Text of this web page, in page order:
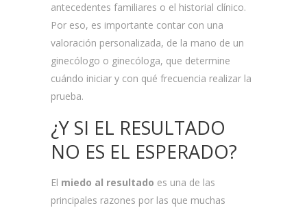
antecedentes familiares o el historial clínico.
Por eso, es importante contar con una
valoración personalizada, de la mano de un
ginecólogo o ginecóloga, que determine
cuándo iniciar y con qué frecuencia realizar la
prueba.
¿Y SI EL RESULTADO
NO ES EL ESPERADO?
El miedo al resultado es una de las
principales razones por las que muchas